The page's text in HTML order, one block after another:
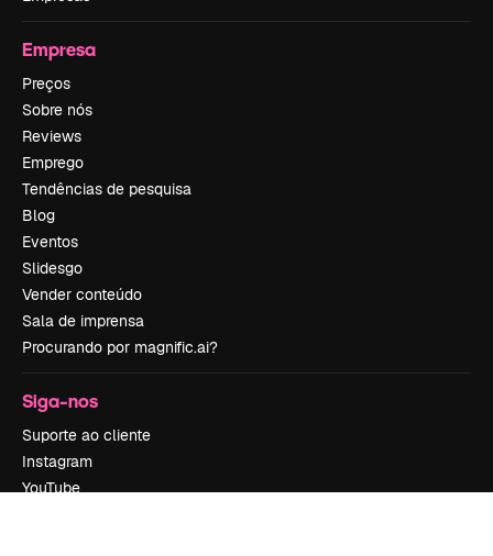
Empresa
Preços
Sobre nós
Reviews
Emprego
Tendências de pesquisa
Blog
Eventos
Slidesgo
Vender conteúdo
Sala de imprensa
Procurando por magnific.ai?
Siga-nos
Suporte ao cliente
Instagram
YouTube